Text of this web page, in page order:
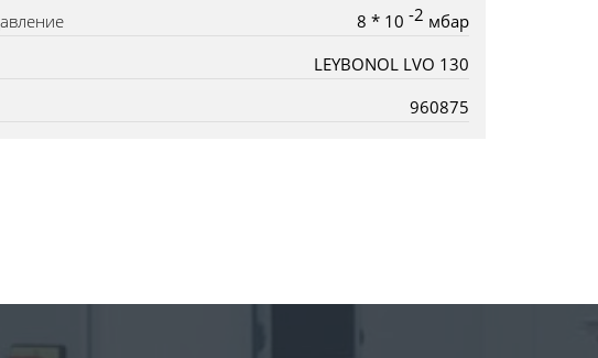
8 * 10 -2 мбар
LEYBONOL LVO 130
960875